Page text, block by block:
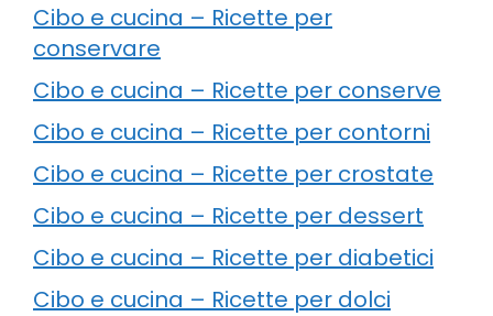
Cibo e cucina – Ricette per
conservare
Cibo e cucina – Ricette per conserve
Cibo e cucina – Ricette per contorni
Cibo e cucina – Ricette per crostate
Cibo e cucina – Ricette per dessert
Cibo e cucina – Ricette per diabetici
Cibo e cucina – Ricette per dolci